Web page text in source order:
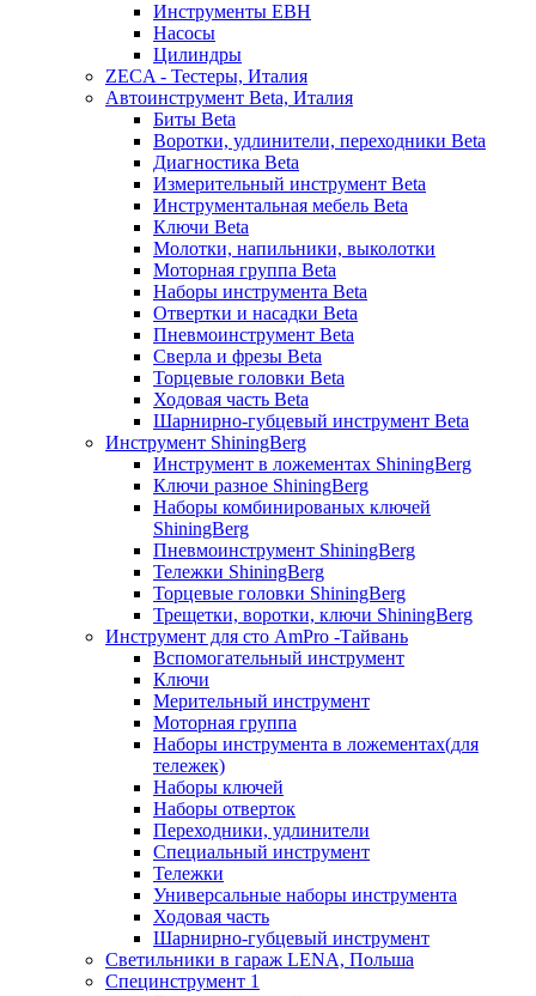
Инструменты EBH
Насосы
Цилиндры
ZECA - Тестеры, Италия
Автоинструмент Beta, Италия
Биты Beta
Воротки, удлинители, переходники Beta
Диагностика Beta
Измерительный инструмент Beta
Инструментальная мебель Beta
Ключи Beta
Молотки, напильники, выколотки
Моторная группа Beta
Наборы инструмента Beta
Отвертки и насадки Beta
Пневмоинструмент Beta
Сверла и фрезы Beta
Торцевые головки Beta
Ходовая часть Beta
Шарнирно-губцевый инструмент Beta
Инструмент ShiningBerg
Инструмент в ложементах ShiningBerg
Ключи разное ShiningBerg
Наборы комбинированых ключей
ShiningBerg
Пневмоинструмент ShiningBerg
Тележки ShiningBerg
Торцевые головки ShiningBerg
Трещетки, воротки, ключи ShiningBerg
Инструмент для сто AmPro -Тайвань
Вспомогательный инструмент
Ключи
Мерительный инструмент
Моторная группа
Наборы инструмента в ложементах(для
тележек)
Наборы ключей
Наборы отверток
Переходники, удлинители
Специальный инструмент
Тележки
Универсальные наборы инструмента
Ходовая часть
Шарнирно-губцевый инструмент
Светильники в гараж LENA, Польша
Специнструмент 1